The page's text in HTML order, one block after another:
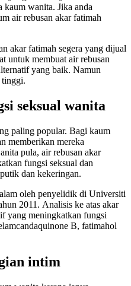
kaum wanita. Jika anda
air rebusan akar fatimah
akar fatimah segera yang dijual
untuk membuat air rebusan
yang baik. Namun
tinggi.
seksual wanita
paling popular. Bagi kaum
memberikan mereka
pula, air rebusan akar
fungsi seksual dan
dan kekeringan.
oleh penyelidik di Universiti
2011. Analisis ke atas akar
yang meningkatkan fungsi
B, fatimahol
intim